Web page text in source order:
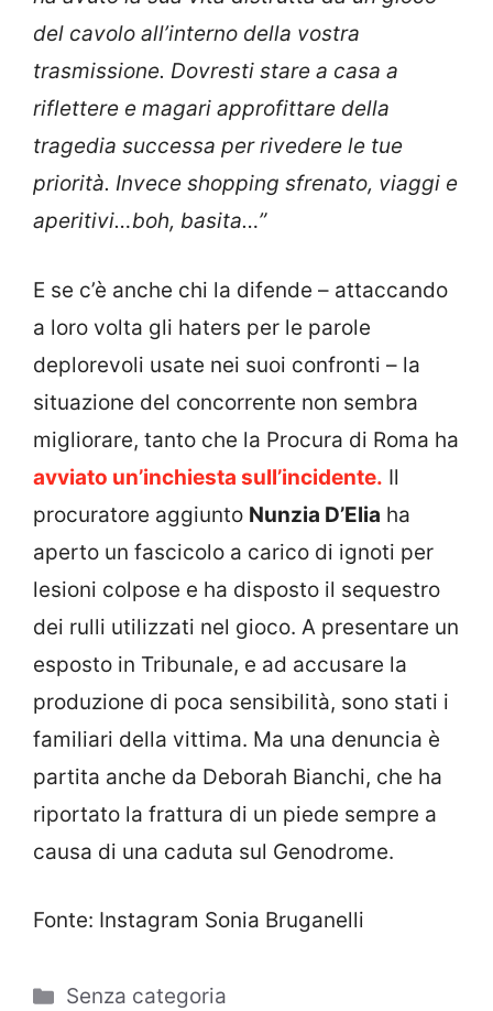
del cavolo all’interno della vostra
trasmissione. Dovresti stare a casa a
riflettere e magari approfittare della
tragedia successa per rivedere le tue
priorità. Invece shopping sfrenato, viaggi e
aperitivi…boh, basita…”
E se c’è anche chi la difende – attaccando
a loro volta gli haters per le parole
deplorevoli usate nei suoi confronti – la
situazione del concorrente non sembra
migliorare, tanto che la Procura di Roma ha
avviato un’inchiesta sull’incidente. Il
procuratore aggiunto Nunzia D’Elia ha
aperto un fascicolo a carico di ignoti per
lesioni colpose e ha disposto il sequestro
dei rulli utilizzati nel gioco. A presentare un
esposto in Tribunale, e ad accusare la
produzione di poca sensibilità, sono stati i
familiari della vittima. Ma una denuncia è
partita anche da Deborah Bianchi, che ha
riportato la frattura di un piede sempre a
causa di una caduta sul Genodrome.
Fonte: Instagram Sonia Bruganelli
Categorie
Senza categoria